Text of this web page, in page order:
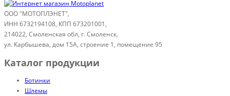
ООО "МОТОПЛЭНЕТ",
ИНН 6732194108, КПП 673201001,
214022, Смоленская обл, г. Смоленск,
ул. Карбышева, дом 15А, строение 1, помещение 95
Каталог продукции
Ботинки
Шлемы